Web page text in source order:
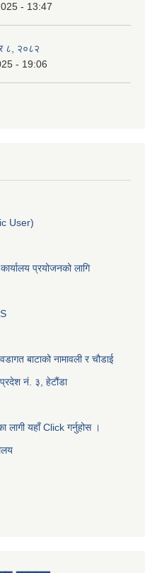
- 13:47
८, २०८२
- 19:06
प्रणाली:
User)
प्रयोजनको लागि
बाटाको नामावली र चौडाई
प्रदेश नं. ३, हेटौंडा
लागी यहाँ Click गर्नुहोस ।